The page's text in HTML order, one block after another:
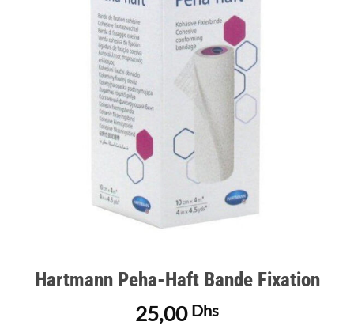
Hartmann Peha-Haft Bande Fixation
25,00 Dhs